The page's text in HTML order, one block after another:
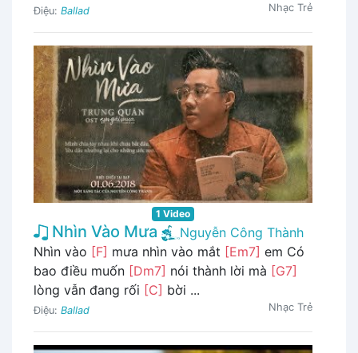
Điệu: Ballad Nhạc Trẻ
1 Video
Nhìn Vào Mưa
Nguyễn Công Thành
Nhìn vào [F] mưa nhìn vào mắt [Em7] em Có
bao điều muốn [Dm7] nói thành lời mà [G7]
lòng vẫn đang rối [C] bời ...
Điệu: Ballad Nhạc Trẻ